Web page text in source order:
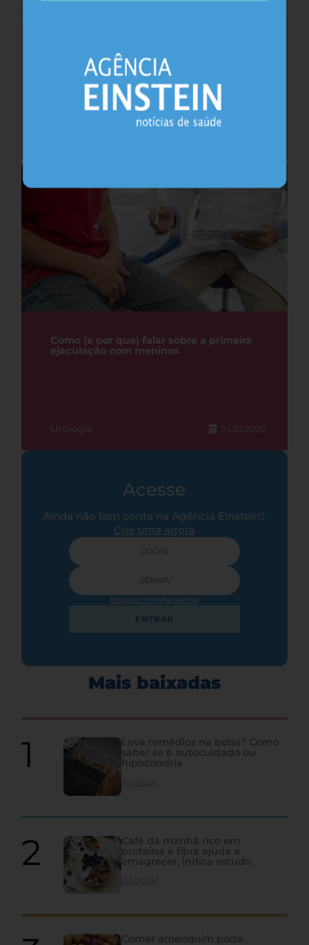
Saúde do coração após os 45 anos pode
antecipar risco de demência
Como (e por que) falar sobre a primeira
ejaculação com meninos
Urologia 24.07.2026
Acesse
Ainda não tem conta na Agência Einstein?
Crie uma agora
Esqueci minha senha
ENTRAR
Mais baixadas
Leva remédios na bolsa? Como
saber se é autocuidado ou
hipocondria
Café da manhã rico em
proteína e fibra ajuda a
emagrecer, indica estudo
Comer amendoim pode